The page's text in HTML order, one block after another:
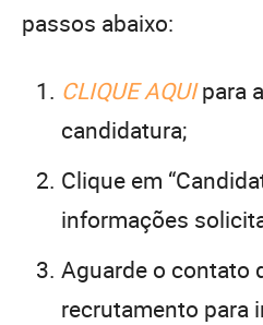
passos abaixo:
CLIQUE AQUIpara
candidatura;
Clique em
informações
Aguarde o contato
recrutamento para